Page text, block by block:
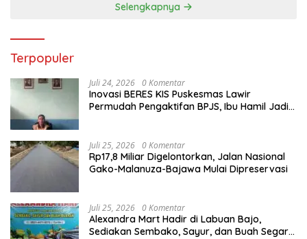
Selengkapnya
Terpopuler
Juli 24, 2026 0 Komentar
Inovasi BERES KIS Puskesmas Lawir
Permudah Pengaktifan BPJS, Ibu Hamil Jadi
Juli 25, 2026 0 Komentar
Rp17,8 Miliar Digelontorkan, Jalan Nasional
Gako-Malanuza-Bajawa Mulai Dipreservasi
Juli 25, 2026 0 Komentar
Alexandra Mart Hadir di Labuan Bajo,
Sediakan Sembako, Sayur, dan Buah Segar